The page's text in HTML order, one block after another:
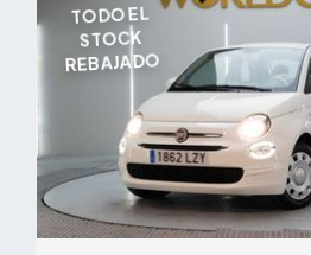
TODO EL
STOCK
REBAJADO